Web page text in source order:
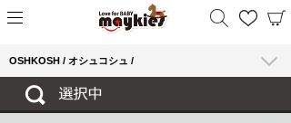
OSHKOSH / オシュコシュ /